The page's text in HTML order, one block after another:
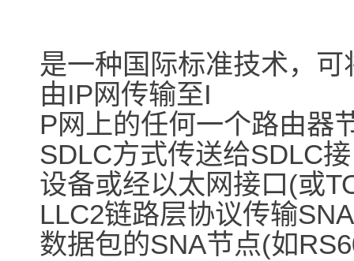
是一种国际标准技术，
由IP网传输至I
P网上的任何一个路由器
SDLC方式传送给SDLC
设备或经以太网接口(或
LLC2链路层协议传输SNA
数据包的SNA节点(如